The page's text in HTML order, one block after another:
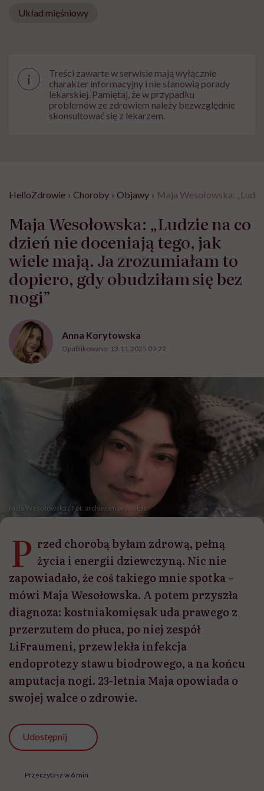
Układ mięśniowy
i
Treści zawarte w serwisie mają wyłącznie
charakter informacyjny i nie stanowią porady
lekarskiej. Pamiętaj, że w przypadku
problemów ze zdrowiem należy bezwzględnie
skonsultować się z lekarzem.
HelloZdrowie › Choroby › Objawy › Maja Wesołowska:
Maja Wesołowska: „Ludzie na co
dzień nie doceniają tego, jak
wiele mają. Ja zrozumiałam to
dopiero, gdy obudziłam się bez
nogi”
Anna Korytowska
Opublikowano: 13.11.2025 09:22
Maja Wesołowska / Fot. archiwum prywatne
P rzed chorobą byłam zdrową, pełną
życia i energii dziewczyną. Nic nie
zapowiadało, że coś takiego mnie spotka –
mówi Maja Wesołowska. A potem przyszła
diagnoza: kostniakomięsak uda prawego z
przerzutem do płuca, po niej zespół
LiFraumeni, przewlekła infekcja
endoprotezy stawu biodrowego, a na końcu
amputacja nogi. 23-letnia Maja opowiada o
swojej walce o zdrowie.
Udostępnij
Przeczytasz w 6 min